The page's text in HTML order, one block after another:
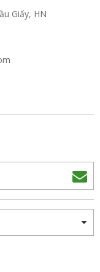
Giấy, HN